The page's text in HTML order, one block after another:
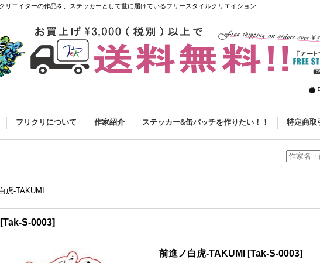
リエイターの作品を、ステッカーとして世に届けているフリースタイルクリエイション
フリクリについて 作家紹介 ステッカー&缶バッチを作りたい！！ 特定商取
虎-TAKUMI
[Tak-S-0003]
前進ノ白虎-TAKUMI [Tak-S-0003]